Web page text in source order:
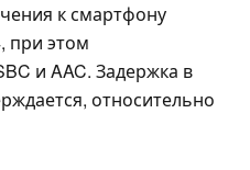
к смартфону
при этом
и AAC. Задержка в
относительно